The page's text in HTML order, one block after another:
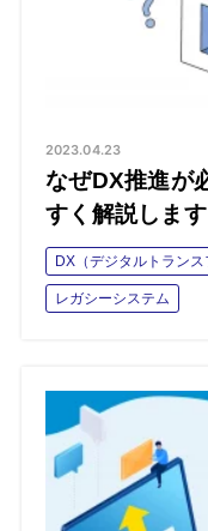
2023.04.23
なぜDX推進が
すく解説します
DX（デジタルトランス
レガシーシステム